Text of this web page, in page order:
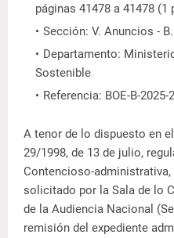
páginas 41478 a 41478 (1
Sección: V. Anuncios -
Departamento:
Sostenible
Referencia: BOE-B-2025-
A tenor de lo dispuesto en
29/1998, de 13 de julio,
Contencioso-
solicitado por la Sala de lo
de la Audiencia Nacional
remisión del expediente